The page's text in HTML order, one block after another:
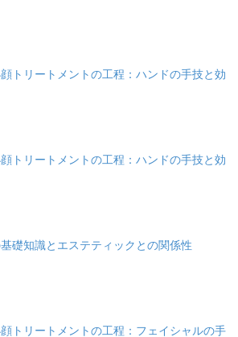
トリートメントの工程：ハンドの手技と効
トリートメントの工程：ハンドの手技と効
礎知識とエステティックとの関係性
トリートメントの工程：フェイシャルの手